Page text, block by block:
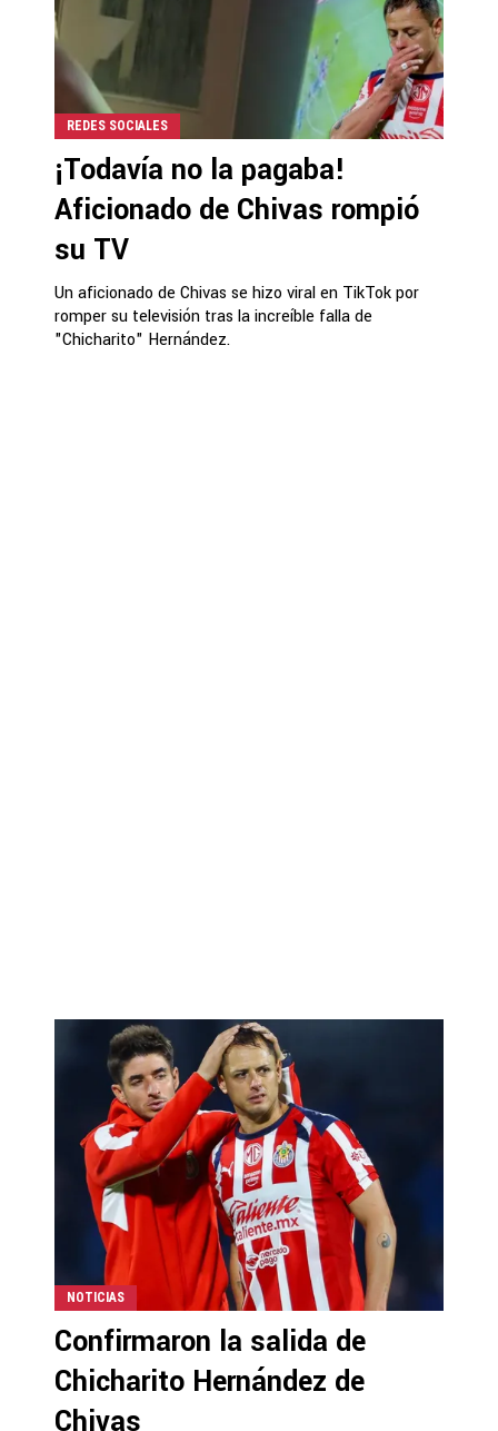
REDES SOCIALES
¡Todavía no la pagaba!
Aficionado de Chivas rompió
su TV
Un aficionado de Chivas se hizo viral en TikTok por
romper su televisión tras la increíble falla de
"Chicharito" Hernández.
NOTICIAS
Confirmaron la salida de
Chicharito Hernández de
Chivas